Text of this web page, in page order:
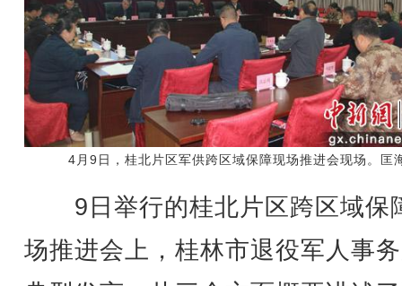
4月9日，桂北片区军供跨区域保障现场推进会现场。匡
9日举行的桂北片区跨区域保
场推进会上， 桂林市退役军人事